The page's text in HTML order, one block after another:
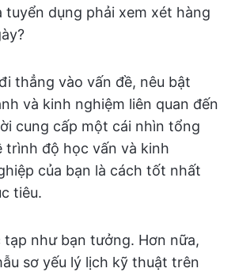
tuyển dụng phải xem xét hàng
thẳng vào vấn đề, nêu bật
và kinh nghiệm liên quan đến
cung cấp một cái nhìn tổng
trình độ học vấn và kinh
của bạn là cách tốt nhất
tiêu.
như bạn tưởng. Hơn nữa,
sơ yếu lý lịch kỹ thuật trên